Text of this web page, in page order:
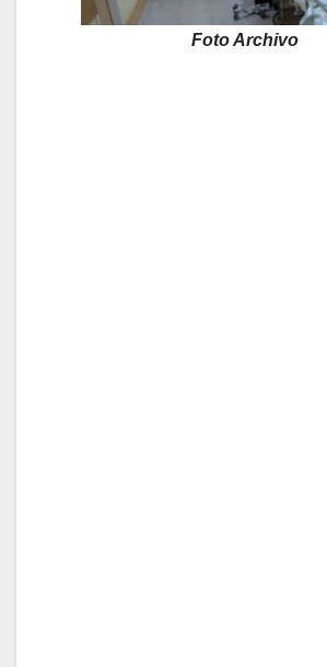
Foto Archivo